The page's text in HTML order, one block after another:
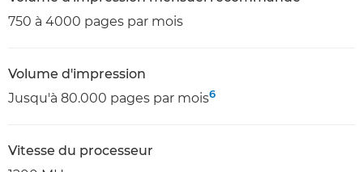
750 à 4000 pages par mois
Volume d'impression
Jusqu'à 80.000 pages par mois6
Vitesse du processeur